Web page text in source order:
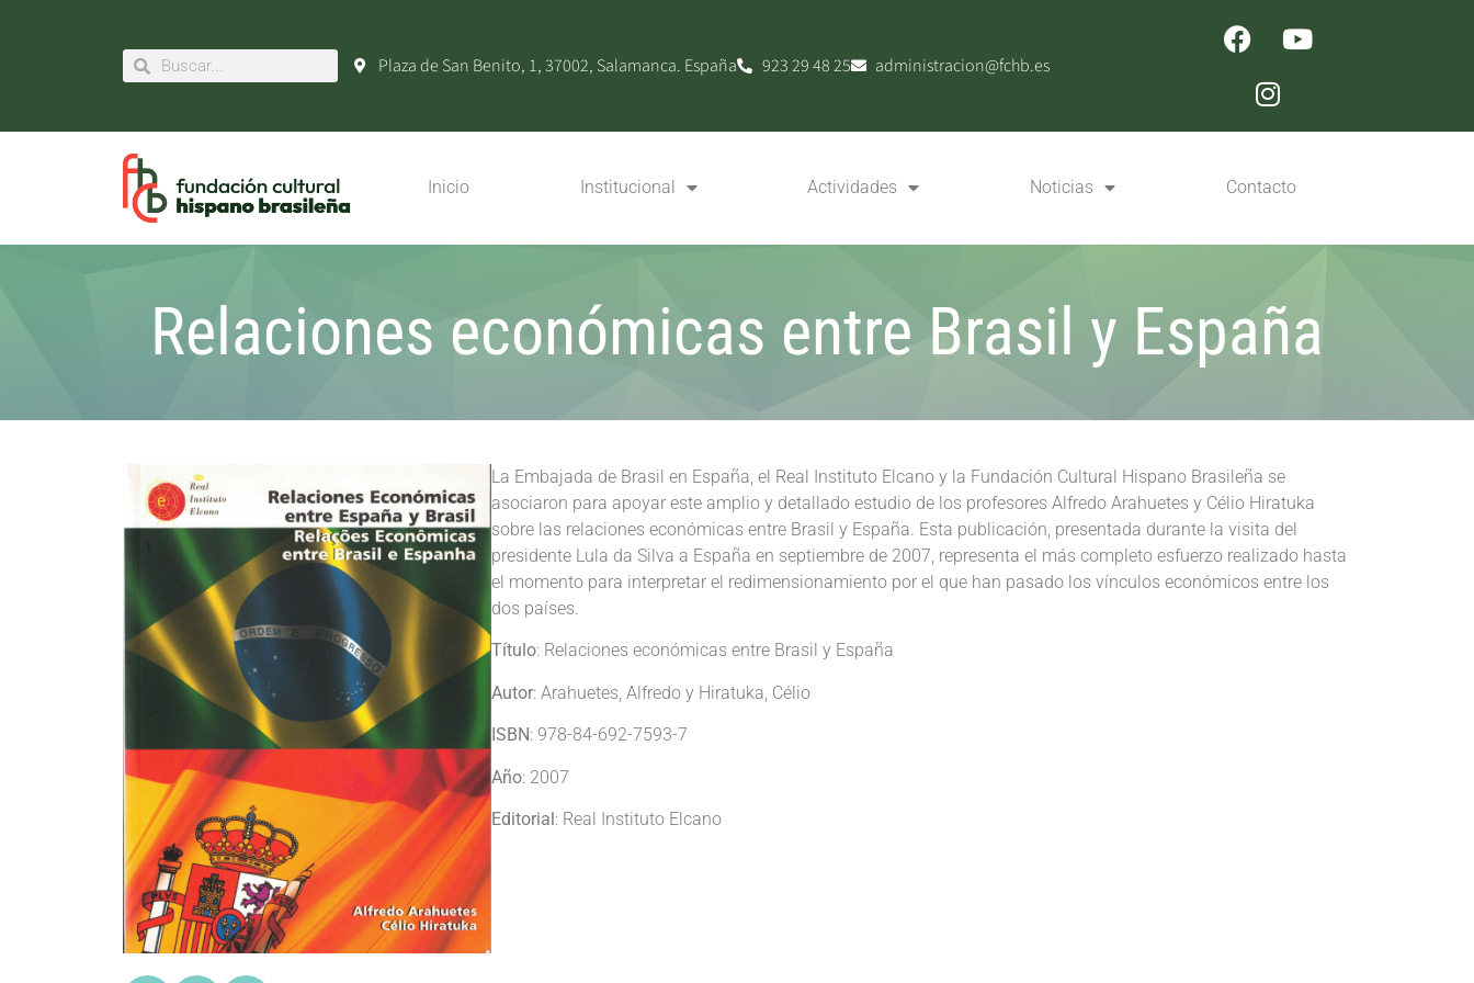
Plaza de San Benito, 1, 37002, Salamanca. España 923 29 48 25 administracion@fchb.es
Inicio Institucional Actividades Noticias Contacto
Relaciones económicas entre Brasil y España
La Embajada de Brasil en España, el Real Instituto Elcano y la Fundación Cultural Hispano Brasileña se
asociaron para apoyar este amplio y detallado estudio de los profesores Alfredo Arahuetes y Célio Hiratuka
sobre las relaciones económicas entre Brasil y España. Esta publicación, presentada durante la visita del
presidente Lula da Silva a España en septiembre de 2007, representa el más completo esfuerzo realizado hasta
el momento para interpretar el redimensionamiento por el que han pasado los vínculos económicos entre los
dos países.
Título: Relaciones económicas entre Brasil y España
Autor: Arahuetes, Alfredo y Hiratuka, Célio
ISBN: 978-84-692-7593-7
Año: 2007
Editorial: Real Instituto Elcano